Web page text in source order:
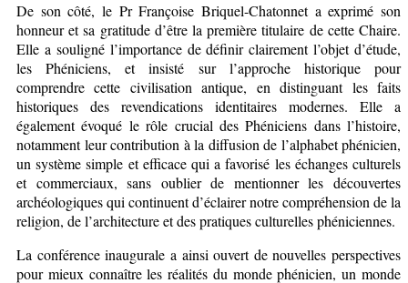
De son côté, le Pr Françoise Briquel-Chatonnet a exprimé son
honneur et sa gratitude d’être la première titulaire de cette Chaire.
Elle a souligné l’importance de définir clairement l’objet d’étude,
les Phéniciens, et insisté sur l’approche historique pour
comprendre cette civilisation antique, en distinguant les faits
historiques des revendications identitaires modernes. Elle a
également évoqué le rôle crucial des Phéniciens dans l’histoire,
notamment leur contribution à la diffusion de l’alphabet phénicien,
un système simple et efficace qui a favorisé les échanges culturels
et commerciaux, sans oublier de mentionner les découvertes
archéologiques qui continuent d’éclairer notre compréhension de la
religion, de l’architecture et des pratiques culturelles phéniciennes.
La conférence inaugurale a ainsi ouvert de nouvelles perspectives
pour mieux connaître les réalités du monde phénicien, un monde